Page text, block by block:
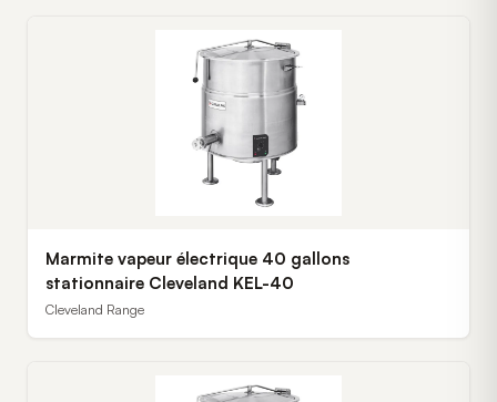
Marmite vapeur électrique 40 gallons
stationnaire Cleveland KEL-40
Cleveland Range